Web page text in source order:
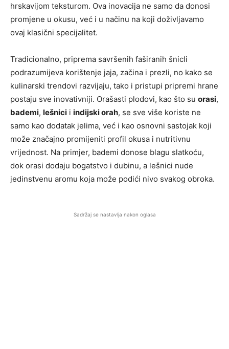
hrskavijom teksturom. Ova inovacija ne samo da donosi
promjene u okusu, već i u načinu na koji doživljavamo
ovaj klasični specijalitet.
Tradicionalno, priprema savršenih faširanih šnicli
podrazumijeva korištenje jaja, začina i prezli, no kako se
kulinarski trendovi razvijaju, tako i pristupi pripremi hrane
postaju sve inovativniji. Orašasti plodovi, kao što su orasi,
bademi, lešnici i indijski orah, se sve više koriste ne
samo kao dodatak jelima, već i kao osnovni sastojak koji
može značajno promijeniti profil okusa i nutritivnu
vrijednost. Na primjer, bademi donose blagu slatkoću,
dok orasi dodaju bogatstvo i dubinu, a lešnici nude
jedinstvenu aromu koja može podići nivo svakog obroka.
Sadržaj se nastavlja nakon oglasa